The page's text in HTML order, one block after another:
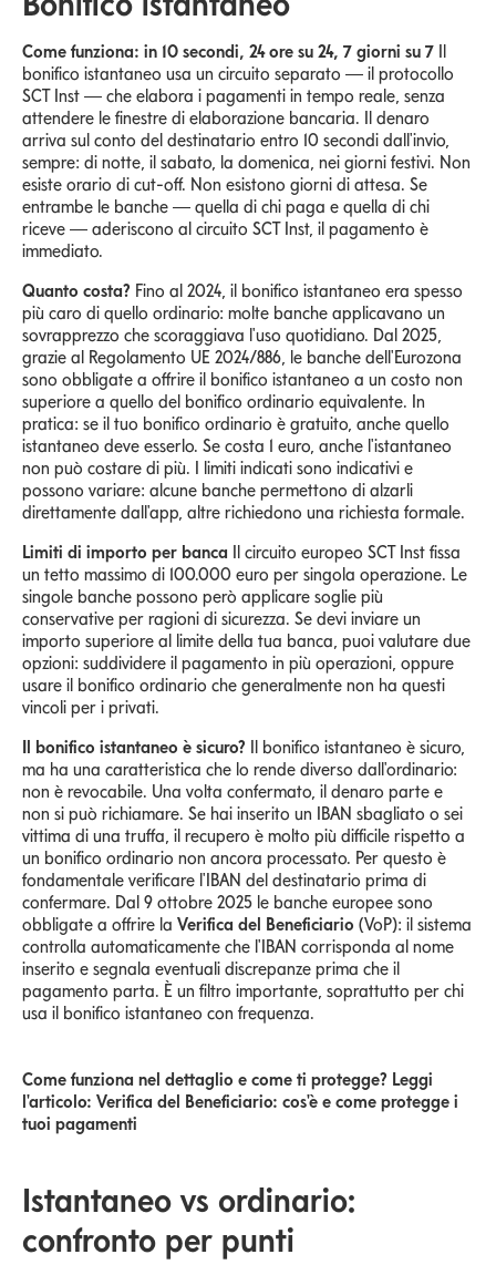
Come funziona: in 10 secondi, 24 ore su 24, 7 giorni su 7 Il
bonifico istantaneo usa un circuito separato — il protocollo
SCT Inst — che elabora i pagamenti in tempo reale, senza
attendere le finestre di elaborazione bancaria. Il denaro
arriva sul conto del destinatario entro 10 secondi dall'invio,
sempre: di notte, il sabato, la domenica, nei giorni festivi. Non
esiste orario di cut-off. Non esistono giorni di attesa. Se
entrambe le banche — quella di chi paga e quella di chi
riceve — aderiscono al circuito SCT Inst, il pagamento è
immediato.
Quanto costa? Fino al 2024, il bonifico istantaneo era spesso
più caro di quello ordinario: molte banche applicavano un
sovrapprezzo che scoraggiava l'uso quotidiano. Dal 2025,
grazie al Regolamento UE 2024/886, le banche dell'Eurozona
sono obbligate a offrire il bonifico istantaneo a un costo non
superiore a quello del bonifico ordinario equivalente. In
pratica: se il tuo bonifico ordinario è gratuito, anche quello
istantaneo deve esserlo. Se costa 1 euro, anche l'istantaneo
non può costare di più. I limiti indicati sono indicativi e
possono variare: alcune banche permettono di alzarli
direttamente dall'app, altre richiedono una richiesta formale.
Limiti di importo per banca Il circuito europeo SCT Inst fissa
un tetto massimo di 100.000 euro per singola operazione. Le
singole banche possono però applicare soglie più
conservative per ragioni di sicurezza. Se devi inviare un
importo superiore al limite della tua banca, puoi valutare due
opzioni: suddividere il pagamento in più operazioni, oppure
usare il bonifico ordinario che generalmente non ha questi
vincoli per i privati.
Il bonifico istantaneo è sicuro? Il bonifico istantaneo è sicuro,
ma ha una caratteristica che lo rende diverso dall'ordinario:
non è revocabile. Una volta confermato, il denaro parte e
non si può richiamare. Se hai inserito un IBAN sbagliato o sei
vittima di una truffa, il recupero è molto più difficile rispetto a
un bonifico ordinario non ancora processato. Per questo è
fondamentale verificare l'IBAN del destinatario prima di
confermare. Dal 9 ottobre 2025 le banche europee sono
obbligate a offrire la Verifica del Beneficiario (VoP): il sistema
controlla automaticamente che l'IBAN corrisponda al nome
inserito e segnala eventuali discrepanze prima che il
pagamento parta. È un filtro importante, soprattutto per chi
usa il bonifico istantaneo con frequenza.
Come funziona nel dettaglio e come ti protegge? Leggi
l'articolo: Verifica del Beneficiario: cos'è e come protegge i
tuoi pagamenti
Istantaneo vs ordinario:
confronto per punti